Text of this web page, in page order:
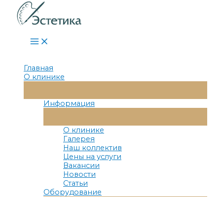
Main
Menu
Главная
О клинике
Меню
Информация
Меню
О клинике
Галерея
Наш коллектив
Цены на услуги
Вакансии
Новости
Статьи
Оборудование